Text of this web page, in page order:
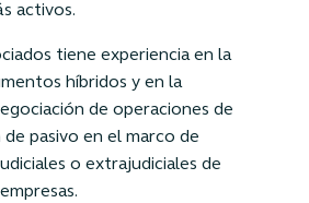
activos.
tiene experiencia en la
híbridos y en la
de operaciones de
pasivo en el marco de
o extrajudiciales de